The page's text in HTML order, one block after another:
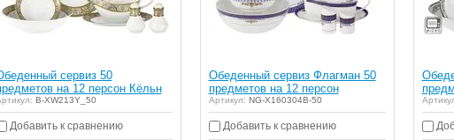
сервиз 50
на 12 персон Кёльн
B-XW213Y_50
Добавить к сравнению
Обеденный сервиз Флагман 50
предметов на 12 персон
Артикул: NG-X160304B-50
Добавить к сравнению